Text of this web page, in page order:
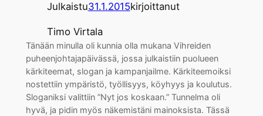
Julkaistu31.1.2015kirjoittanut
Timo Virtala
Tänään minulla oli kunnia olla mukana Vihreiden
puheenjohtajapäivässä, jossa julkaistiin puolueen
kärkiteemat, slogan ja kampanjailme. Kärkiteemoiksi
nostettiin ympäristö, työllisyys, köyhyys ja koulutus.
Sloganiksi valittiin ”Nyt jos koskaan.” Tunnelma oli
hyvä, ja pidin myös näkemistäni mainoksista. Tässä